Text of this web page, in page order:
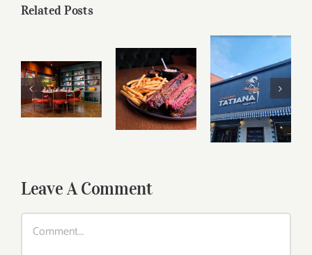
Related Posts
Leave A Comment
Comment